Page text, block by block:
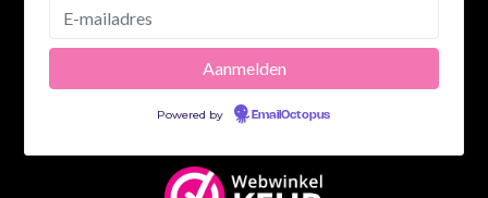
Powered by EmailOctopus